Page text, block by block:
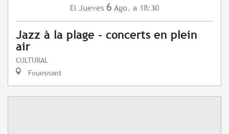
El Jueves 6 Ago. a 18:30
Jazz à la plage - concerts en plein
air
CULTURAL
Fouesnant